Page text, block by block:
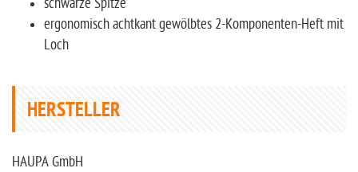
schwarze Spitze
ergonomisch achtkant gewölbtes 2-Komponenten-Heft mit
Loch
HERSTELLER
HAUPA GmbH